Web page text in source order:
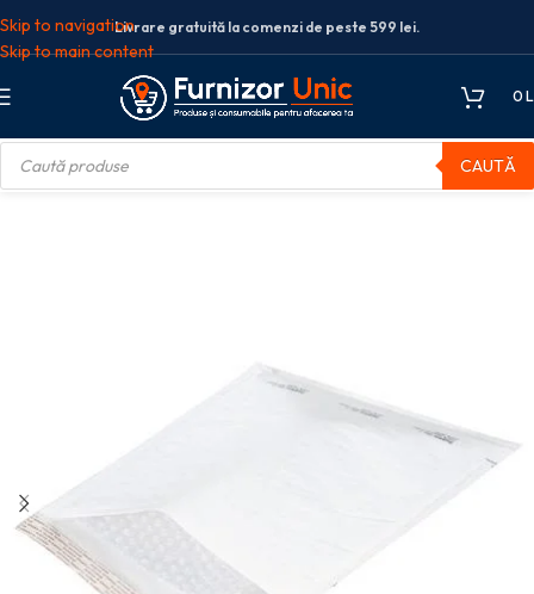
Skip to navigation
Skip to main content
Livrare gratuită la comenzi de peste 599 lei.
0
CAUTĂ
PERNA AER H/18 EXT-290*370MM/INT-270*360MM ALB 5/S GPV